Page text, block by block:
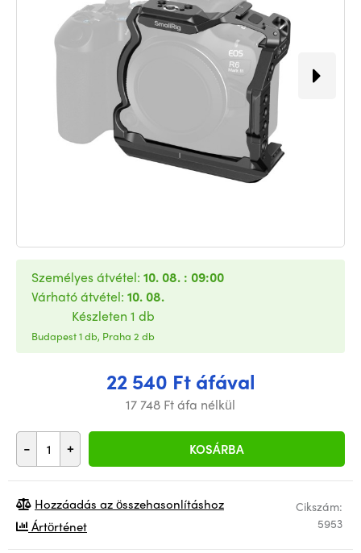
22 540 Ft áfával
17 748 Ft áfa nélkül
- + KOSÁRBA
Személyes átvétel: 10. 08. : 09:00
Várható átvétel: 10. 08.
Készleten 1 db
Budapest 1 db, Praha 2 db
Cikszám:
5953
Hozzáadás az összehasonlításhoz
Ártörténet